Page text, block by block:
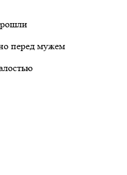
перед мужем